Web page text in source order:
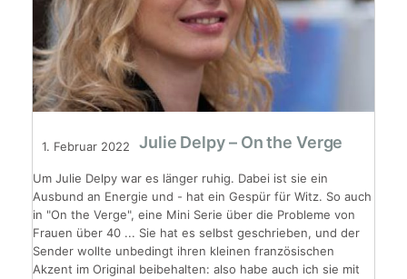
1. Februar 2022 Julie Delpy – On the Verge
Um Julie Delpy war es länger ruhig. Dabei ist sie ein
Ausbund an Energie und - hat ein Gespür für Witz. So auch
in "On the Verge", eine Mini Serie über die Probleme von
Frauen über 40 ... Sie hat es selbst geschrieben, und der
Sender wollte unbedingt ihren kleinen französischen
Akzent im Original beibehalten: also habe auch ich sie mit